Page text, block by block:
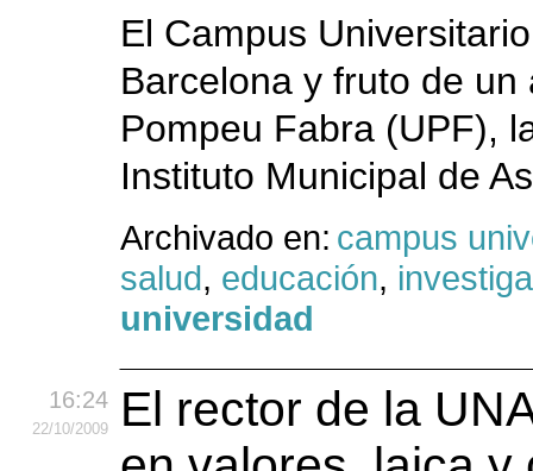
El Campus
Barcelona y fruto de
Pompeu Fabra (UPF),
Instituto Municipal de
Archivado en: campus
salud, educación,
universidad
16:24
22/10/2009
El rector de la